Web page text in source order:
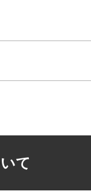
て